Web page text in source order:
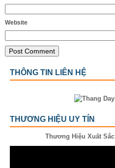
Website
THÔNG TIN LIÊN HỆ
THƯƠNG HIỆU UY TÍN
Thương Hiệu Xuất